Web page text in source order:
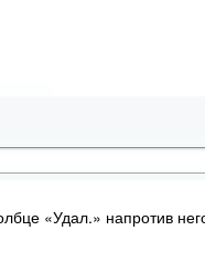
«Удал.» напротив